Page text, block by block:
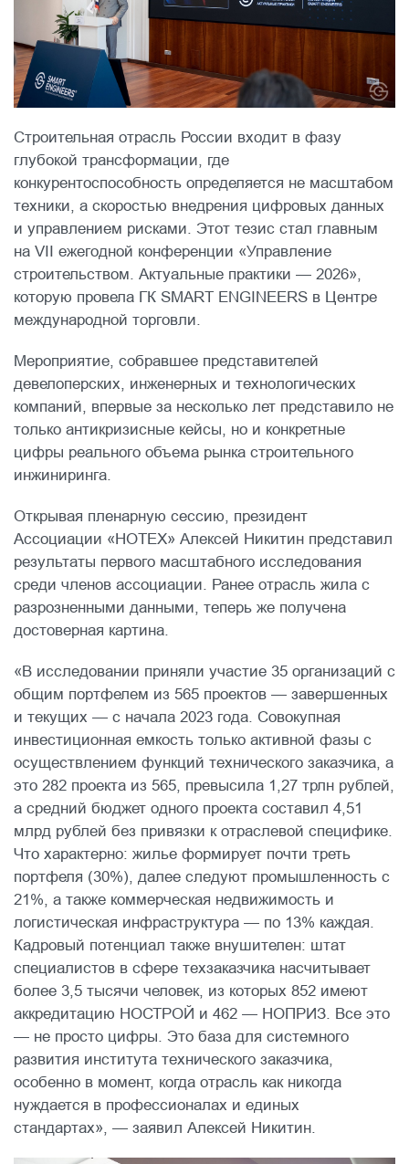
Строительная отрасль России входит в фазу
глубокой трансформации, где
конкурентоспособность определяется не масштабом
техники, а скоростью внедрения цифровых данных
и управлением рисками. Этот тезис стал главным
на VII ежегодной конференции «Управление
строительством. Актуальные практики — 2026»,
которую провела ГК SMART ENGINEERS в Центре
международной торговли.
Мероприятие, собравшее представителей
девелоперских, инженерных и технологических
компаний, впервые за несколько лет представило не
только антикризисные кейсы, но и конкретные
цифры реального объема рынка строительного
инжиниринга.
Открывая пленарную сессию, президент
Ассоциации «НОТЕХ» Алексей Никитин представил
результаты первого масштабного исследования
среди членов ассоциации. Ранее отрасль жила с
разрозненными данными, теперь же получена
достоверная картина.
«В исследовании приняли участие 35 организаций с
общим портфелем из 565 проектов — завершенных
и текущих — с начала 2023 года. Совокупная
инвестиционная емкость только активной фазы с
осуществлением функций технического заказчика, а
это 282 проекта из 565, превысила 1,27 трлн рублей,
а средний бюджет одного проекта составил 4,51
млрд рублей без привязки к отраслевой специфике.
Что характерно: жилье формирует почти треть
портфеля (30%), далее следуют промышленность с
21%, а также коммерческая недвижимость и
логистическая инфраструктура — по 13% каждая.
Кадровый потенциал также внушителен: штат
специалистов в сфере техзаказчика насчитывает
более 3,5 тысячи человек, из которых 852 имеют
аккредитацию НОСТРОЙ и 462 — НОПРИЗ. Все это
— не просто цифры. Это база для системного
развития института технического заказчика,
особенно в момент, когда отрасль как никогда
нуждается в профессионалах и единых
стандартах», — заявил Алексей Никитин.